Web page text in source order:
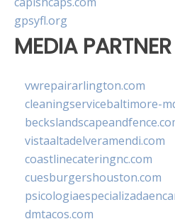
gpsyfl.org
MEDIA
vwrepairarlington.com
cleaningservicebaltimore-
vistaaltadelveramendi.com
coastlinecateringnc.com
cuesburgershouston.com
dmtacos.com